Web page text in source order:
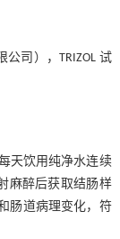
司），TRIZOL 试
天饮用纯净水连续
麻醉后获取结肠样
肠道病理变化，符